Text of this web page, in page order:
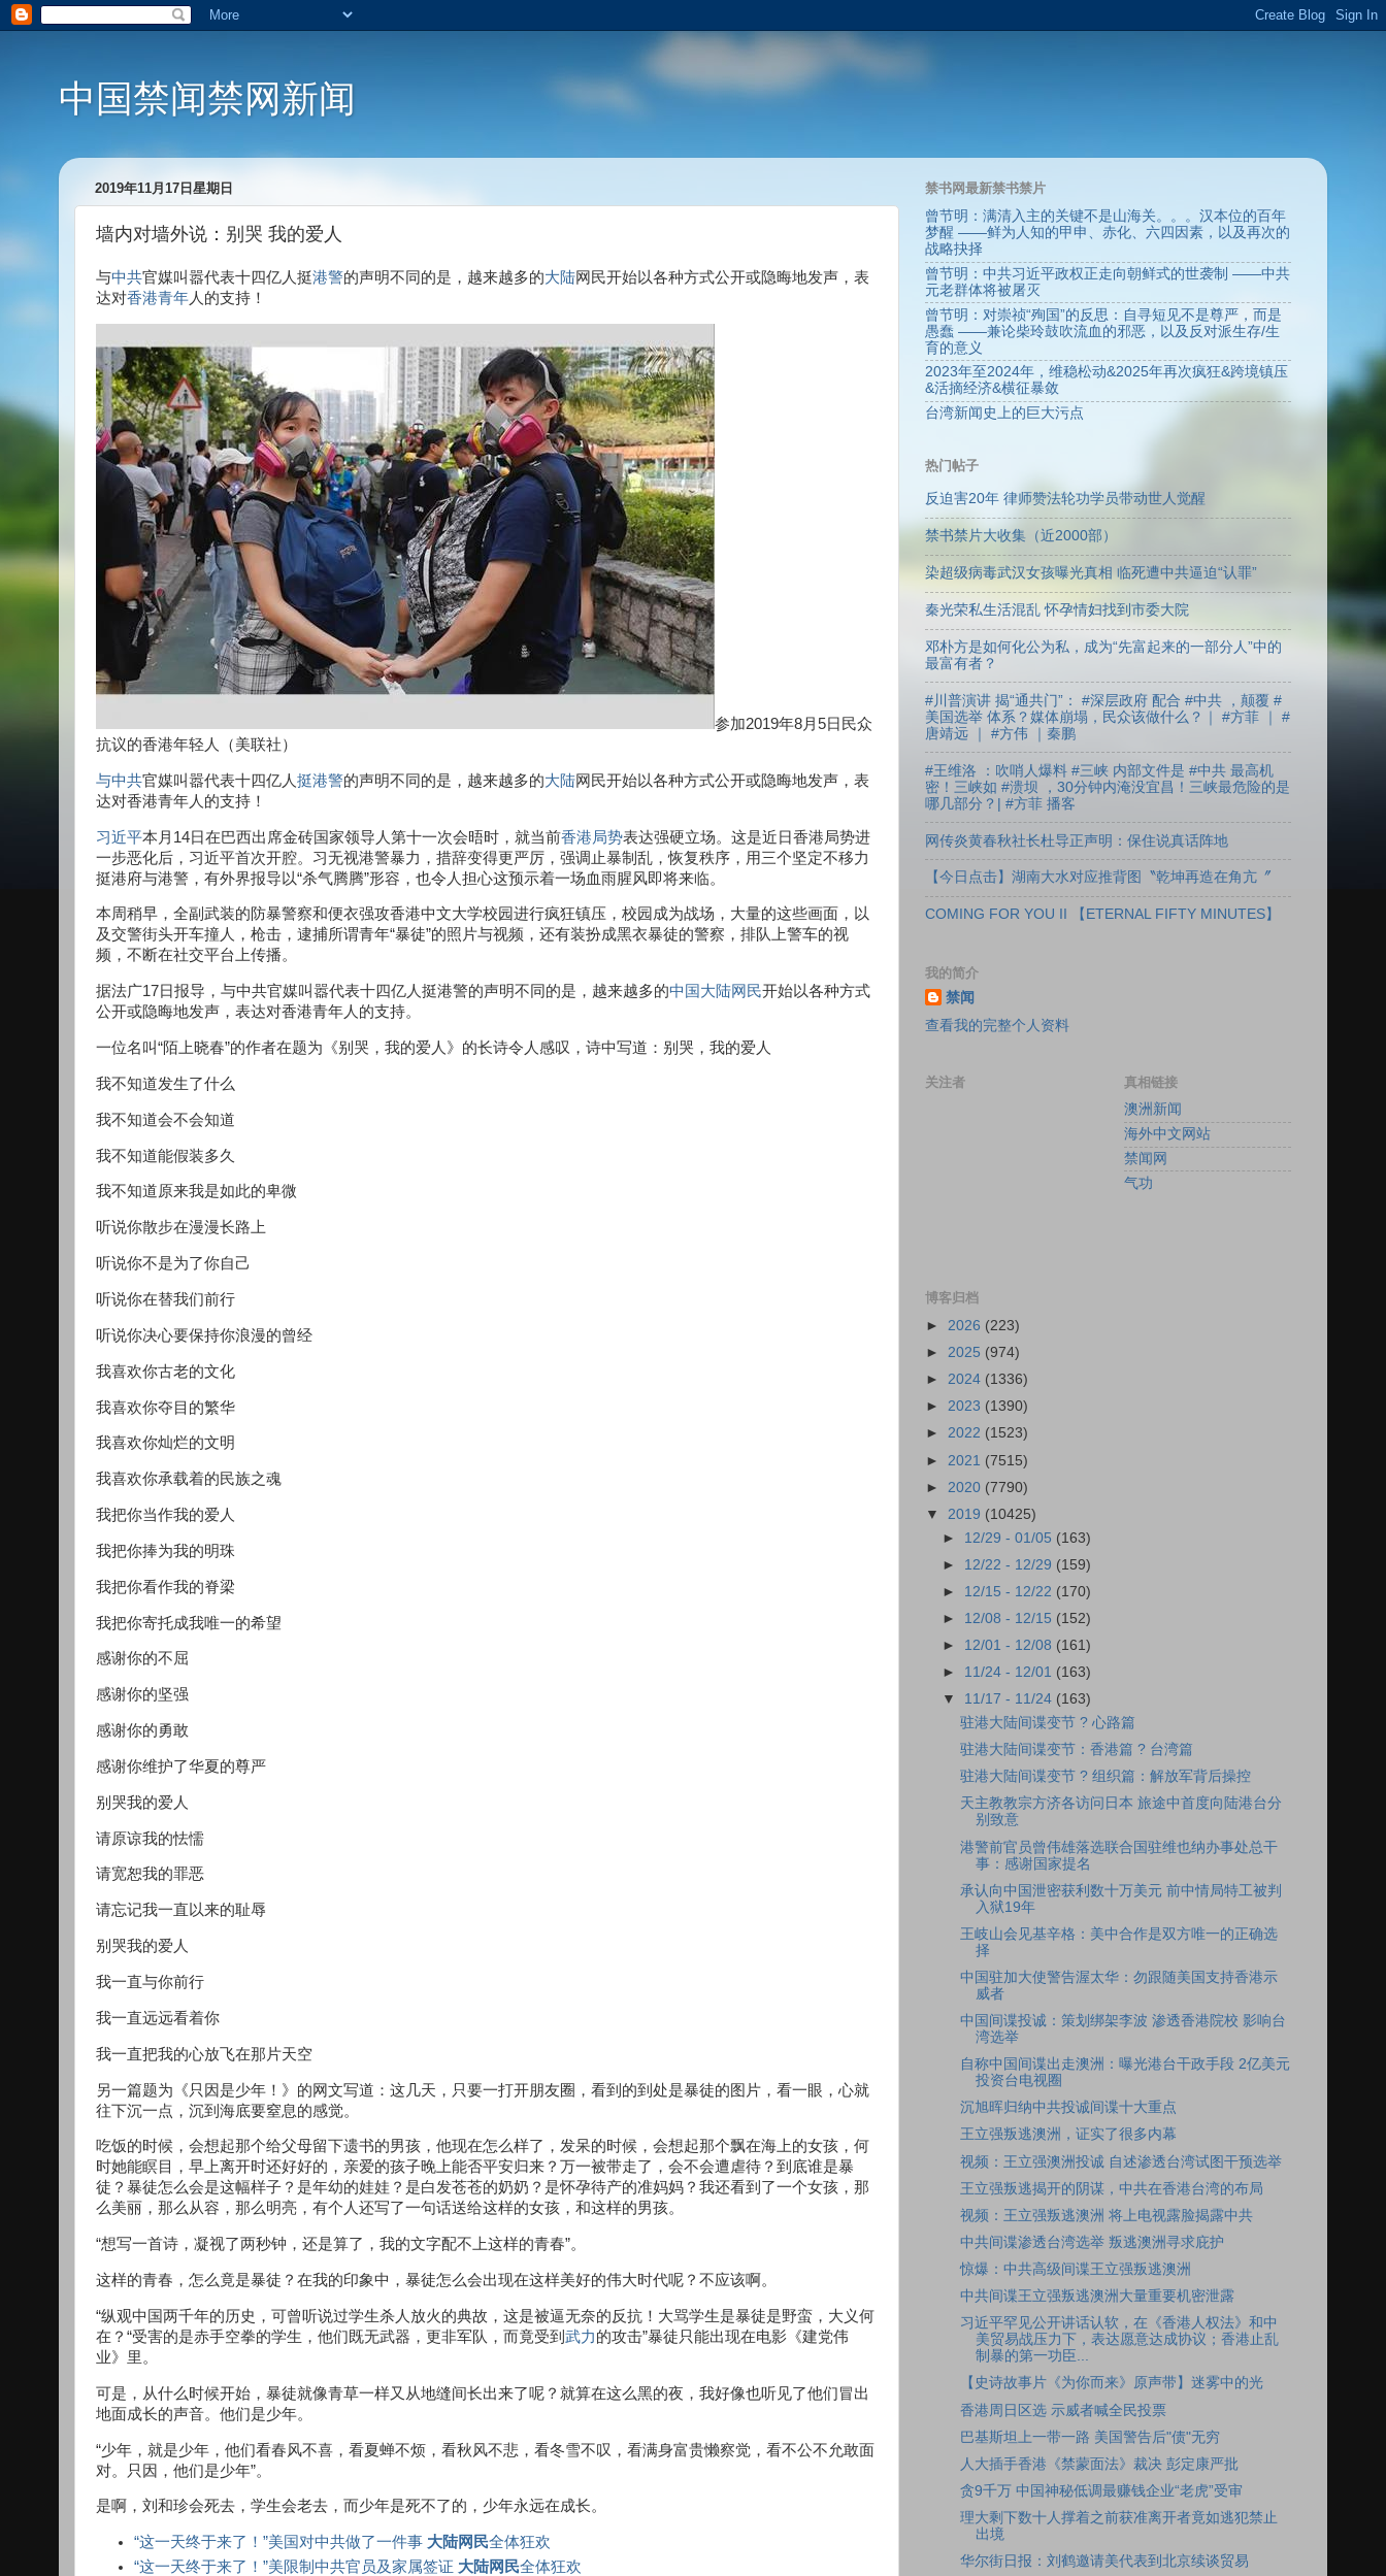
中国禁闻禁网新闻
2019年11月17日星期日
墙内对墙外说：别哭 我的爱人
与中共官媒叫嚣代表十四亿人挺港警的声明不同的是，越来越多的大陆网民开始以各种方式公开或隐晦地发声，表
达对香港青年人的支持！
参加2019年8月5日民众
抗议的香港年轻人（美联社）
与中共官媒叫嚣代表十四亿人挺港警的声明不同的是，越来越多的大陆网民开始以各种方式公开或隐晦地发声，表
达对香港青年人的支持！
习近平本月14日在巴西出席金砖国家领导人第十一次会晤时，就当前香港局势表达强硬立场。这是近日香港局势进
一步恶化后，习近平首次开腔。习无视港警暴力，措辞变得更严厉，强调止暴制乱，恢复秩序，用三个坚定不移力
挺港府与港警，有外界报导以“杀气腾腾”形容，也令人担心这预示着一场血雨腥风即将来临。
本周稍早，全副武装的防暴警察和便衣强攻香港中文大学校园进行疯狂镇压，校园成为战场，大量的这些画面，以
及交警街头开车撞人，枪击，逮捕所谓青年“暴徒”的照片与视频，还有装扮成黑衣暴徒的警察，排队上警车的视
频，不断在社交平台上传播。
据法广17日报导，与中共官媒叫嚣代表十四亿人挺港警的声明不同的是，越来越多的中国 大陆网民开始以各种方式
公开或隐晦地发声，表达对香港青年人的支持。
一位名叫“陌上晓春”的作者在题为《别哭，我的爱人》的长诗令人感叹，诗中写道：别哭，我的爱人
我不知道发生了什么
我不知道会不会知道
我不知道能假装多久
我不知道原来我是如此的卑微
听说你散步在漫漫长路上
听说你不是为了你自己
听说你在替我们前行
听说你决心要保持你浪漫的曾经
我喜欢你古老的文化
我喜欢你夺目的繁华
我喜欢你灿烂的文明
我喜欢你承载着的民族之魂
我把你当作我的爱人
我把你捧为我的明珠
我把你看作我的脊梁
我把你寄托成我唯一的希望
感谢你的不屈
感谢你的坚强
感谢你的勇敢
感谢你维护了华夏的尊严
别哭我的爱人
请原谅我的怯懦
请宽恕我的罪恶
请忘记我一直以来的耻辱
别哭我的爱人
我一直与你前行
我一直远远看着你
我一直把我的心放飞在那片天空
另一篇题为《只因是少年！》的网文写道：这几天，只要一打开朋友圈，看到的到处是暴徒的图片，看一眼，心就
往下沉一点，沉到海底要窒息的感觉。
吃饭的时候，会想起那个给父母留下遗书的男孩，他现在怎么样了，发呆的时候，会想起那个飘在海上的女孩，何
时她能瞑目，早上离开时还好好的，亲爱的孩子晚上能否平安归来？万一被带走了，会不会遭虐待？到底谁是暴
徒？暴徒怎么会是这幅样子？是年幼的娃娃？是白发苍苍的奶奶？是怀孕待产的准妈妈？我还看到了一个女孩，那
么美丽，那么从容，那么明亮，有个人还写了一句话送给这样的女孩，和这样的男孩。
“想写一首诗，凝视了两秒钟，还是算了，我的文字配不上这样的青春”。
这样的青春，怎么竟是暴徒？在我的印象中，暴徒怎么会出现在这样美好的伟大时代呢？不应该啊。
“纵观中国两千年的历史，可曾听说过学生杀人放火的典故，这是被逼无奈的反抗！大骂学生是暴徒是野蛮，大义何
在？“受害的是赤手空拳的学生，他们既无武器，更非军队，而竟受到 武力的攻击”暴徒只能出现在电影《建党伟
业》里。
可是，从什么时候开始，暴徒就像青草一样又从地缝间长出来了呢？就算在这么黑的夜，我好像也听见了他们冒出
地面成长的声音。他们是少年。
“少年，就是少年，他们看春风不喜，看夏蝉不烦，看秋风不悲，看冬雪不叹，看满身富贵懒察觉，看不公不允敢面
对。只因，他们是少年”。
是啊，刘和珍会死去，学生会老去，而少年是死不了的，少年永远在成长。
“这一天终于来了！”美国对中共做了一件事 大陆网民全体狂欢
“这一天终于来了！”美限制中共官员及家属签证 大陆网民全体狂欢
禁书网最新禁书禁片
曾节明：满清入主的关键不是山海关。。。汉本位的百年
梦醒 ——鲜为人知的甲申、赤化、六四因素，以及再次的
战略抉择
曾节明：中共习近平政权正走向朝鲜式的世袭制 ——中共
元老群体将被屠灭
曾节明：对崇祯“殉国”的反思：自寻短见不是尊严，而是
愚蠢 ——兼论柴玲鼓吹流血的邪恶，以及反对派生存/生
育的意义
2023年至2024年，维稳松动&2025年再次疯狂&跨境镇压
&活摘经济&横征暴敛
台湾新闻史上的巨大污点
热门帖子
反迫害20年 律师赞法轮功学员带动世人觉醒
禁书禁片大收集（近2000部）
染超级病毒武汉女孩曝光真相 临死遭中共逼迫“认罪”
秦光荣私生活混乱 怀孕情妇找到市委大院
邓朴方是如何化公为私，成为“先富起来的一部分人”中的
最富有者？
#川普演讲 揭“通共门”： #深层政府 配合 #中共 ，颠覆 #
美国选举 体系？媒体崩塌，民众该做什么？｜ #方菲 ｜ #
唐靖远 ｜ #方伟 ｜秦鹏
#王维洛 ：吹哨人爆料 #三峡 内部文件是 #中共 最高机
密！三峡如 #溃坝 ，30分钟内淹没宜昌！三峡最危险的是
哪几部分？| #方菲 播客
网传炎黄春秋社长杜导正声明：保住说真话阵地
【今日点击】湖南大水对应推背图〝乾坤再造在角亢〞
COMING FOR YOU II 【ETERNAL FIFTY MINUTES】
我的简介
禁闻
查看我的完整个人资料
关注者
真相链接
澳洲新闻
海外中文网站
禁闻网
气功
博客归档
► 2026 (223)
► 2025 (974)
► 2024 (1336)
► 2023 (1390)
► 2022 (1523)
► 2021 (7515)
► 2020 (7790)
▼ 2019 (10425)
► 12/29 - 01/05 (163)
► 12/22 - 12/29 (159)
► 12/15 - 12/22 (170)
► 12/08 - 12/15 (152)
► 12/01 - 12/08 (161)
► 11/24 - 12/01 (163)
▼ 11/17 - 11/24 (163)
驻港大陆间谍变节 ? 心路篇
驻港大陆间谍变节：香港篇 ? 台湾篇
驻港大陆间谍变节 ? 组织篇：解放军背后操控
天主教教宗方济各访问日本 旅途中首度向陆港台分
别致意
港警前官员曾伟雄落选联合国驻维也纳办事处总干
事：感谢国家提名
承认向中国泄密获利数十万美元 前中情局特工被判
入狱19年
王岐山会见基辛格：美中合作是双方唯一的正确选
择
中国驻加大使警告渥太华：勿跟随美国支持香港示
威者
中国间谍投诚：策划绑架李波 渗透香港院校 影响台
湾选举
自称中国间谍出走澳洲：曝光港台干政手段 2亿美元
投资台电视圈
沉旭晖归纳中共投诚间谍十大重点
王立强叛逃澳洲，证实了很多内幕
视频：王立强澳洲投诚 自述渗透台湾试图干预选举
王立强叛逃揭开的阴谋，中共在香港台湾的布局
视频：王立强叛逃澳洲 将上电视露脸揭露中共
中共间谍渗透台湾选举 叛逃澳洲寻求庇护
惊爆：中共高级间谍王立强叛逃澳洲
中共间谍王立强叛逃澳洲大量重要机密泄露
习近平罕见公开讲话认软，在《香港人权法》和中
美贸易战压力下，表达愿意达成协议；香港止乱
制暴的第一功臣...
【史诗故事片《为你而来》原声带】迷雾中的光
香港周日区选 示威者喊全民投票
巴基斯坦上一带一路 美国警告后"债"无穷
人大插手香港《禁蒙面法》裁决 彭定康严批
贪9千万 中国神秘低调最赚钱企业“老虎”受审
理大剩下数十人撑着之前获准离开者竟如逃犯禁止
出境
华尔街日报：刘鹤邀请美代表到北京续谈贸易